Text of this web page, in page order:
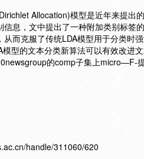
Allocation)模型是近年来提出
信息，文中提出了一种附加类别标签
从而克服了传统LDA模型用于分类时
模型的文本分类新算法可以有效改进
的comp子集上micro—F-
handle/311060/620